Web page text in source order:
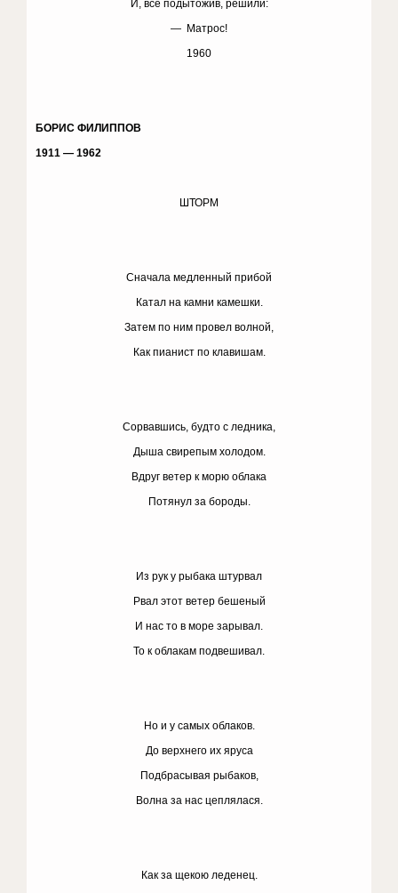
И, все подытожив, решили:
— Матрос!
1960
БОРИС ФИЛИППОВ
1911 — 1962
ШТОРМ
Сначала медленный прибой
Катал на камни камешки.
Затем по ним провел волной,
Как пианист по клавишам.
Сорвавшись, будто с ледника,
Дыша свирепым холодом.
Вдруг ветер к морю облака
Потянул за бороды.
Из рук у рыбака штурвал
Рвал этот ветер бешеный
И нас то в море зарывал.
То к облакам подвешивал.
Но и у самых облаков.
До верхнего их яруса
Подбрасывая рыбаков,
Волна за нас цеплялася.
Как за щекою леденец.